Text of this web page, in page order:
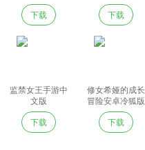
下载
下载
监禁女王手游中
文版
下载
修女希娅的成长
冒险安卓冷狐版
下载